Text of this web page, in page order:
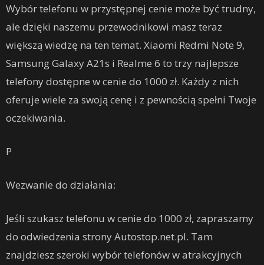
Wybór telefonu w przystępnej cenie może być trudny,
ale dzięki naszemu przewodnikowi masz teraz
większą wiedzę na ten temat. Xiaomi Redmi Note 9,
Samsung Galaxy A21s i Realme 6 to trzy najlepsze
telefony dostępne w cenie do 1000 zł. Każdy z nich
oferuje wiele za swoją cenę i z pewnością spełni Twoje
oczekiwania.
P
Wezwanie do działania:
Jeśli szukasz telefonu w cenie do 1000 zł, zapraszamy
do odwiedzenia strony Autostop.net.pl. Tam
znajdziesz szeroki wybór telefonów w atrakcyjnych